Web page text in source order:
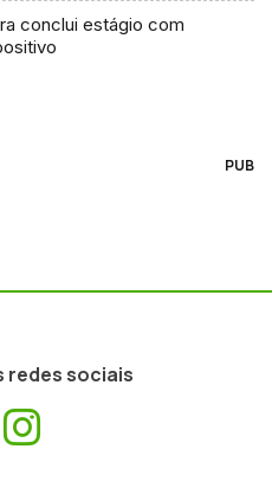
conclui estágio com
PUB
redes sociais
Facebook